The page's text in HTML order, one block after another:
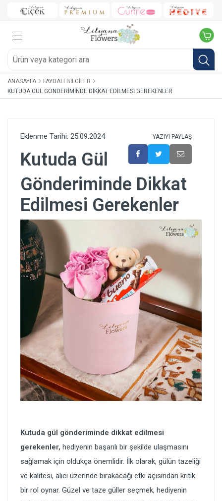
ANASAYFA
FAYDALI BILGILER
KUTUDA GÜL GÖNDERIMINDE DIKKAT EDILMESI GEREKENLER
YAZIYI PAYLAŞ
Eklenme Tarihi: 25.09.2024
Kutuda Gül
Gönderiminde Dikkat
Edilmesi Gerekenler
Kutuda gül gönderiminde dikkat edilmesi
gerekenler, hediyenin başarılı bir şekilde ulaşmasını
sağlamak için oldukça önemlidir. İlk olarak, gülün tazeliği
ve kalitesi, alıcı üzerinde bırakacağı etki açısından kritik
bir rol oynar. Güzel ve taze güller seçmek, hediyenin